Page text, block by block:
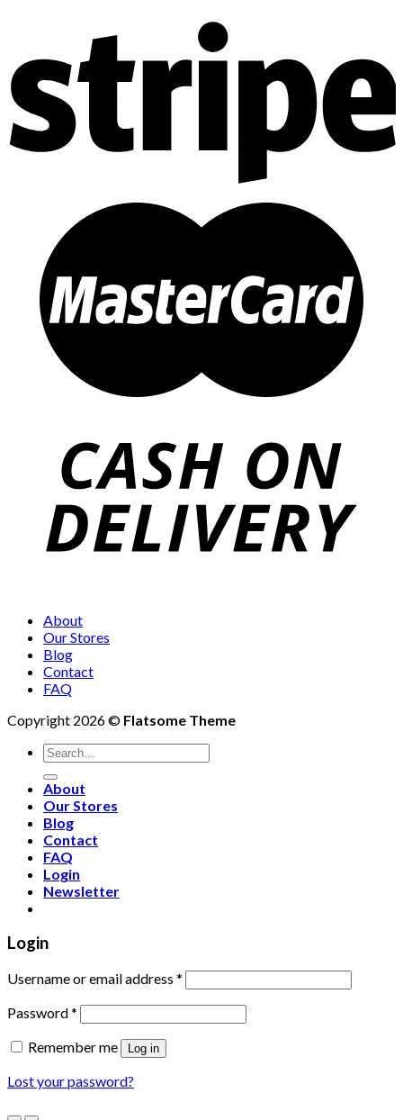
About
Our Stores
Blog
Contact
FAQ
Copyright 2026 © Flatsome Theme
Search
for:
About
Our Stores
Blog
Contact
FAQ
Login
Newsletter
Login
Username or email address *
Password*
Remember me
Log in
Lost your password?